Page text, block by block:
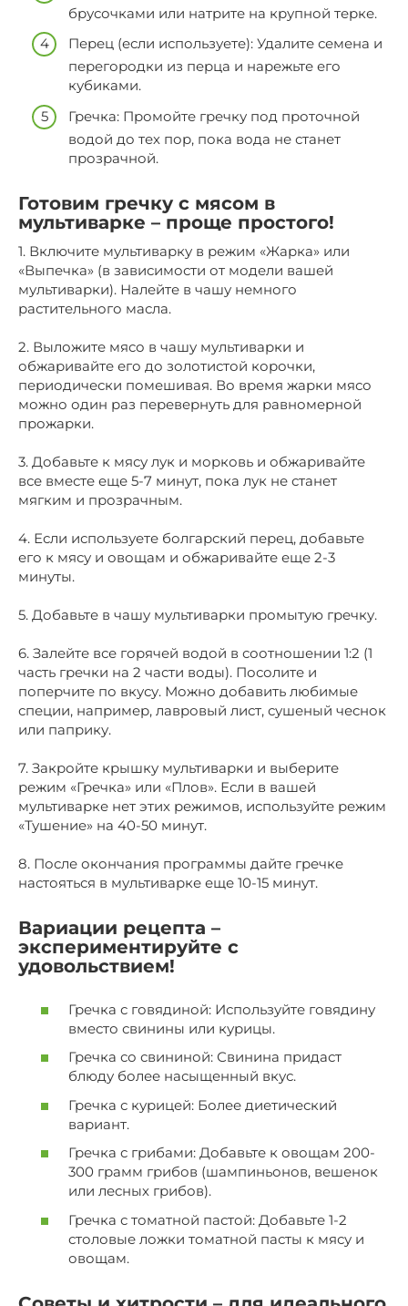
брусочками или натрите на крупной терке.
Перец (если используете): Удалите семена и
перегородки из перца и нарежьте его
кубиками.
Гречка: Промойте гречку под проточной
водой до тех пор, пока вода не станет
прозрачной.
Готовим гречку с мясом в
мультиварке – проще простого!
1. Включите мультиварку в режим «Жарка» или
«Выпечка» (в зависимости от модели вашей
мультиварки). Налейте в чашу немного
растительного масла.
2. Выложите мясо в чашу мультиварки и
обжаривайте его до золотистой корочки,
периодически помешивая. Во время жарки мясо
можно один раз перевернуть для равномерной
прожарки.
3. Добавьте к мясу лук и морковь и обжаривайте
все вместе еще 5-7 минут, пока лук не станет
мягким и прозрачным.
4. Если используете болгарский перец, добавьте
его к мясу и овощам и обжаривайте еще 2-3
минуты.
5. Добавьте в чашу мультиварки промытую гречку.
6. Залейте все горячей водой в соотношении 1:2 (1
часть гречки на 2 части воды). Посолите и
поперчите по вкусу. Можно добавить любимые
специи, например, лавровый лист, сушеный чеснок
или паприку.
7. Закройте крышку мультиварки и выберите
режим «Гречка» или «Плов». Если в вашей
мультиварке нет этих режимов, используйте режим
«Тушение» на 40-50 минут.
8. После окончания программы дайте гречке
настояться в мультиварке еще 10-15 минут.
Вариации рецепта –
экспериментируйте с
удовольствием!
Гречка с говядиной: Используйте говядину
вместо свинины или курицы.
Гречка со свининой: Свинина придаст
блюду более насыщенный вкус.
Гречка с курицей: Более диетический
вариант.
Гречка с грибами: Добавьте к овощам 200-
300 грамм грибов (шампиньонов, вешенок
или лесных грибов).
Гречка с томатной пастой: Добавьте 1-2
столовые ложки томатной пасты к мясу и
овощам.